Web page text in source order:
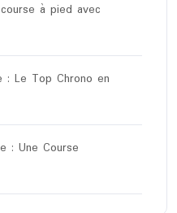
à pied avec
: Le Top Chrono en
: Une Course